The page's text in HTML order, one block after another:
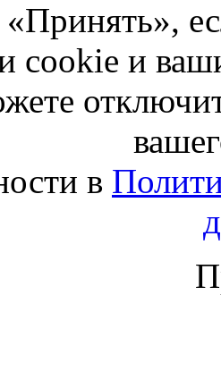
cookie и
в